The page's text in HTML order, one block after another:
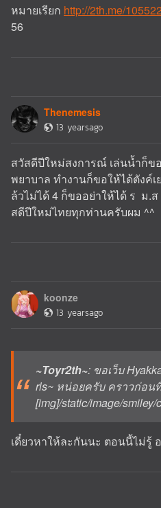
หมายเรียก http://2th.me/105522
56
Thenemesis
13 yearsago
สวัสดีปีใหม่สงการณ์ เล่นน้ำก็ข
พยาบาล ทำงานก็ขอให้ได้ตังค์เ
ล้วไม่ได้ 4 ก็ขออย่าให้ได้ ร ม
สดีปีใหม่ไทยทุกท่านครับผม ^^
koonze
13 yearsago
~Toyr2th~: ขอเว็บ
rls~ หน่อยครับ คราวก่อน
[img]/static/image/smiley/
เดี๋ยวหาให้ละกันนะ ตอนนี้ไม่รู้